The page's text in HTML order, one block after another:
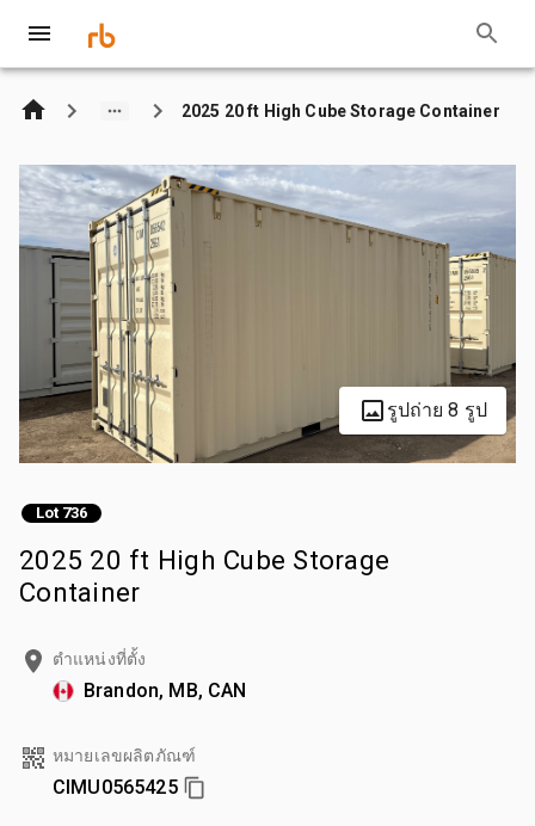
2025 20 ft High Cube Storage Container
รูปถ่าย 8 รูป
Lot 736
2025 20 ft High Cube Storage
Container
ตำแหน่งที่ตั้ง
Brandon, MB, CAN
หมายเลขผลิตภัณฑ์
CIMU0565425